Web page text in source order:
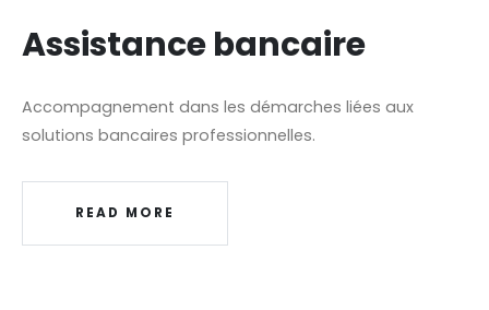
Assistance bancaire
Accompagnement dans les démarches liées aux
solutions bancaires professionnelles.
READ MORE